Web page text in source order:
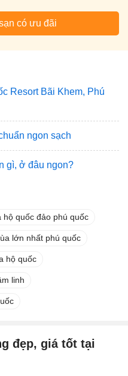
có ưu đãi
Resort Bãi Khem, Phú
ngon sạch
gì, ở đâu ngon?
hộ quốc đảo phú quốc
lớn nhất phú quốc
hộ quốc
linh
đẹp, giá tốt tại